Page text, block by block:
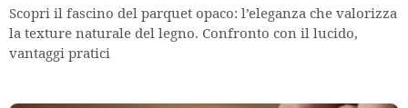
Scopri il fascino del parquet opaco: l’eleganza che valorizza
la texture naturale del legno. Confronto con il lucido,
vantaggi pratici